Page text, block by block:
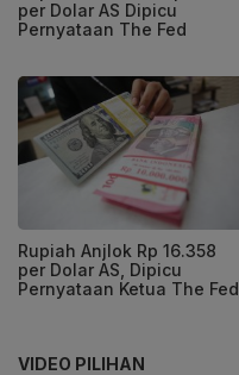
per Dolar AS Dipicu
Pernyataan The Fed
Rupiah Anjlok Rp 16.358
per Dolar AS, Dipicu
Pernyataan Ketua The Fed
VIDEO PILIHAN